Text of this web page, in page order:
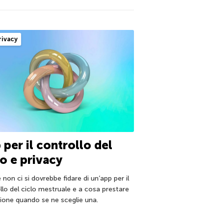
per il controllo del
e privacy
non ci si dovrebbe fidare di un’app per il
del ciclo mestruale e a cosa prestare
quando se ne sceglie una.